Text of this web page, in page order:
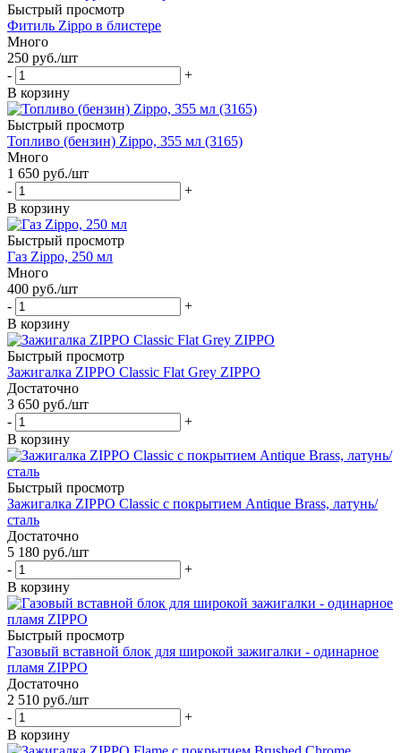
Быстрый просмотр
Фитиль Zippo в блистере
Много
250 руб./шт
-
+
В корзину
Быстрый просмотр
Топливо (бензин) Zippo, 355 мл (3165)
Много
1 650 руб./шт
-
+
В корзину
Быстрый просмотр
Газ Zippo, 250 мл
Много
400 руб./шт
-
+
В корзину
Быстрый просмотр
Зажигалка ZIPPO Classic Flat Grey ZIPPO
Достаточно
3 650 руб./шт
-
+
В корзину
Быстрый просмотр
Зажигалка ZIPPO Classic с покрытием Antique Brass, латунь/
сталь
Достаточно
5 180 руб./шт
-
+
В корзину
Быстрый просмотр
Газовый вставной блок для широкой зажигалки - одинарное
пламя ZIPPO
Достаточно
2 510 руб./шт
-
+
В корзину